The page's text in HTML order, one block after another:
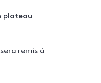
plateau
remis à